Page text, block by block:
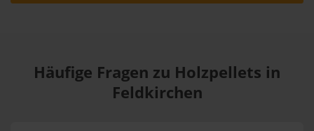
Häufige Fragen zu Holzpellets in
Feldkirchen